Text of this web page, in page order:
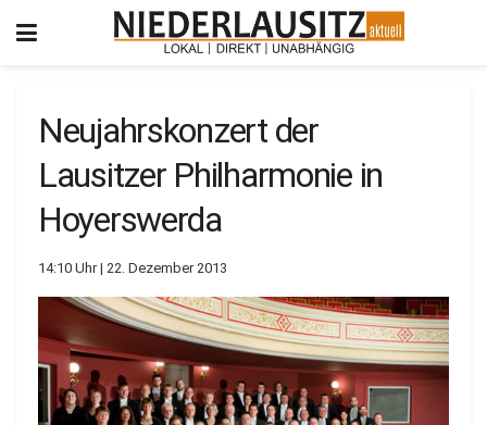
Neujahrskonzert der
Lausitzer Philharmonie in
Hoyerswerda
14:10 Uhr | 22. Dezember 2013